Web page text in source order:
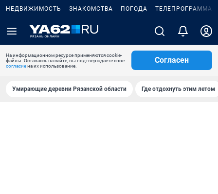
НЕДВИЖИМОСТЬ ЗНАКОМСТВА ПОГОДА ТЕЛЕПРОГРАММА
На информационном ресурсе применяются cookie-
файлы. Оставаясь на сайте, вы подтверждаете свое
согласиена их использование.
Согласен
Умирающие деревни Рязанской области Где отдохнуть этим летом